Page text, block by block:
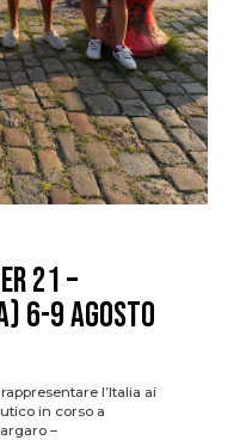
21 –
6-9 agosto
l’Italia ai
in corso a
–